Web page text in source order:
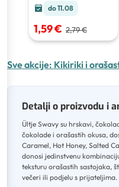
do 11.08
1,59 € 2,79 €
Sve akcije: Kikiriki i
Detalji o proizvodu i
Ültje Swavy su hrskavi,
čokolade i orašastih okusa,
Caramel, Hot Honey, Salted
donosi jedinstvenu
teksturu orašastih sastojaka,
večeri ili podjelu s prijateljima.